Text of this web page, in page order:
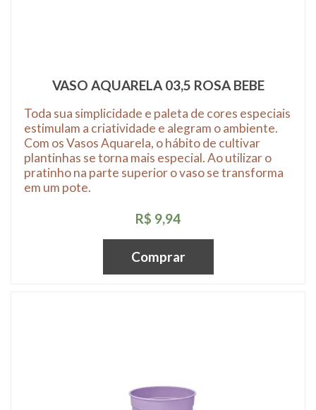
VASO AQUARELA 03,5 ROSA BEBE
Toda sua simplicidade e paleta de cores especiais
estimulam a criatividade e alegram o ambiente.
Com os Vasos Aquarela, o hábito de cultivar
plantinhas se torna mais especial. Ao utilizar o
pratinho na parte superior o vaso se transforma
em um pote.
R$ 9,94
Comprar